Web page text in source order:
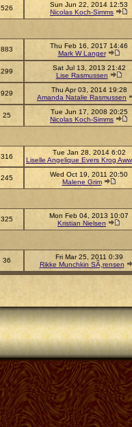
526
Sun Jun 22, 2014 12:53
Nicolas Koch-Simms
883
Thu Feb 16, 2017 14:46
Mark W Langer
299
Sat Jul 13, 2013 21:42
Lise Rasmussen
929
Thu Apr 03, 2014 19:28
Amanda Natalie Rasmussen
25
Tue Jun 17, 2008 20:25
Nicolas Koch-Simms
316
Tue Jan 28, 2014 6:02
Liselle Angelique Evers Krog
245
Wed Oct 19, 2011 20:50
Malene Grim
325
Mon Feb 04, 2013 10:07
Kristian Nielsen
36
Fri Mar 25, 2011 0:39
Rikke Munchkin SÃ¸rensen